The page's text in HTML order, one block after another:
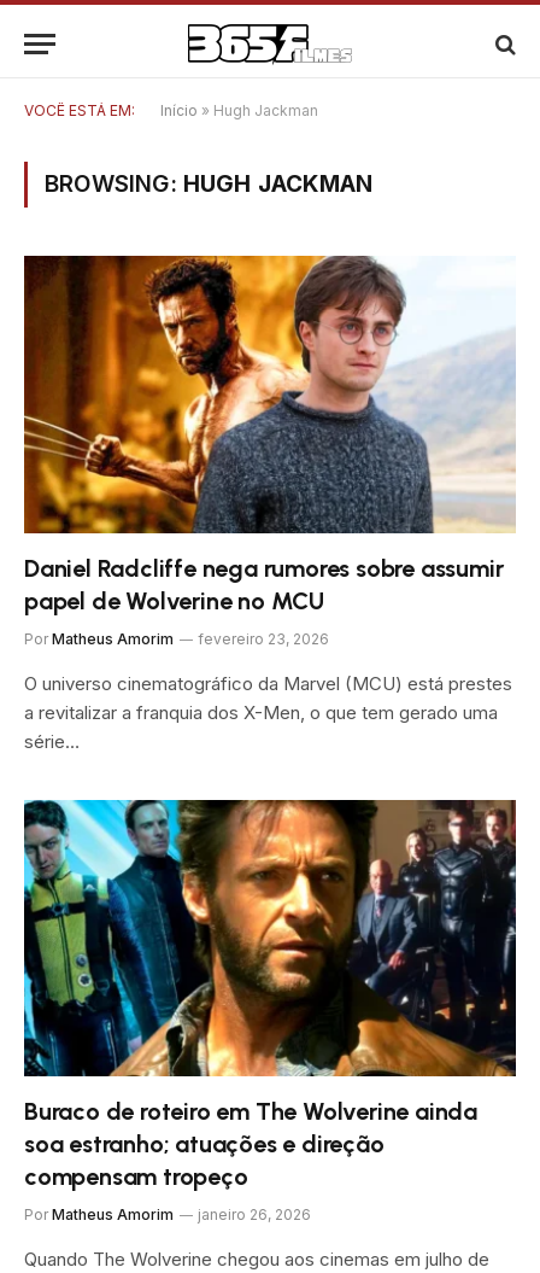
VOCÊ ESTÁ EM: Início » Hugh Jackman
BROWSING: HUGH JACKMAN
Daniel Radcliffe nega rumores sobre assumir
papel de Wolverine no MCU
Por Matheus Amorim fevereiro 23, 2026
O universo cinematográfico da Marvel (MCU) está prestes
a revitalizar a franquia dos X-Men, o que tem gerado uma
série…
Buraco de roteiro em The Wolverine ainda
soa estranho; atuações e direção
compensam tropeço
Por Matheus Amorim janeiro 26, 2026
Quando The Wolverine chegou aos cinemas em julho de